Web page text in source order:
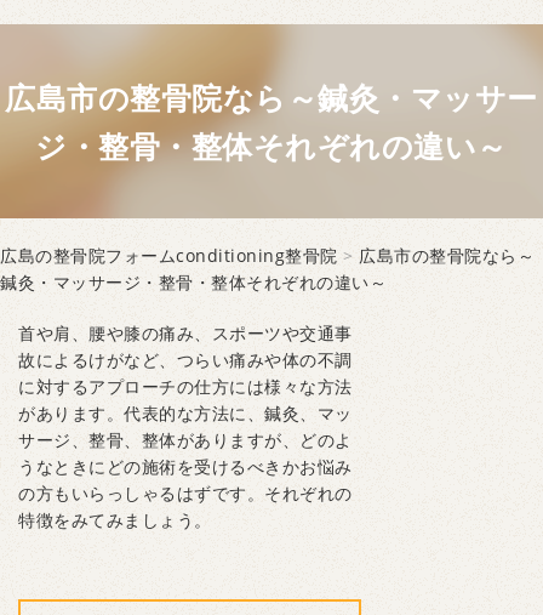
広島市の整骨院なら～鍼灸・マッサー
ジ・整骨・整体それぞれの違い～
広島の整骨院フォームconditioning整骨院 > 広島市の整骨院なら～
鍼灸・マッサージ・整骨・整体それぞれの違い～
首や肩、腰や膝の痛み、スポーツや交通事
故によるけがなど、つらい痛みや体の不調
に対するアプローチの仕方には様々な方法
があります。代表的な方法に、鍼灸、マッ
サージ、整骨、整体がありますが、どのよ
うなときにどの施術を受けるべきかお悩み
の方もいらっしゃるはずです。それぞれの
特徴をみてみましょう。